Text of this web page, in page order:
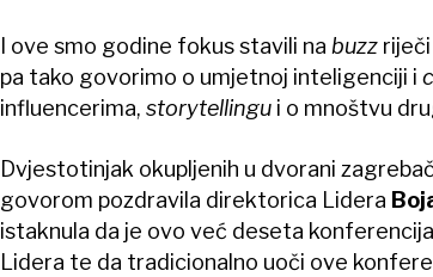
I ove smo godine fokus stavili na buzzriječi
pa tako govorimo o umjetnoj inteligenciji i
influencerima, storytellingui o mnoštvu
Dvjestotinjak okupljenih u dvorani
govorom pozdravila direktorica Lidera
istaknula da je ovo već deseta
Lidera te da tradicionalno uoči ove